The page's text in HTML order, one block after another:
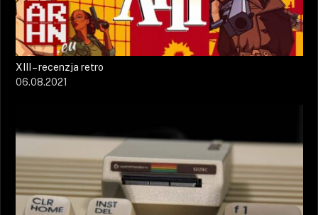
XIII – recenzja retro
06.08.2021